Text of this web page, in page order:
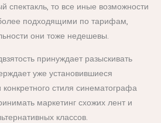
спектакль, то все иные возможности
подходящими по тарифам,
они тоже недешевы.
принуждает разыскивать
уже установившиеся
стиля синематографа
маркетинг схожих лент и
классов.